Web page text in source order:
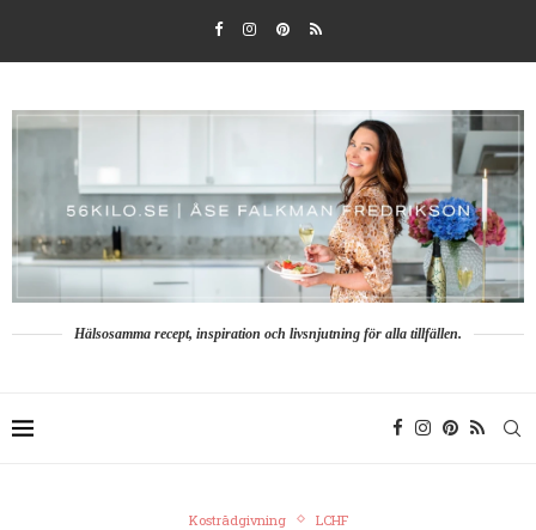
Hälsosamma recept, inspiration och livsnjutning för alla tillfällen.
Kostrådgivning LCHF